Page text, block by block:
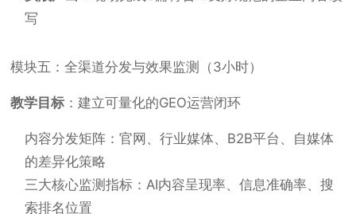
写
模块五：全渠道分发与效果监测（3小时）
教学目标 ：建立可量化的GEO运营闭环
内容分发矩阵：官网、行业媒体、B2B平台、自媒体
的差异化策略
三大核心监测指标：AI内容呈现率、信息准确率、搜
索排名位置